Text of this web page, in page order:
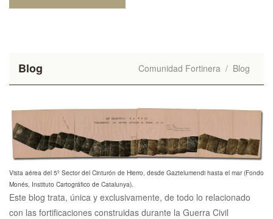
Blog Comunidad Fortinera / Blog
Vista aérea del 5º Sector del Cinturón de Hierro, desde Gaztelumendi hasta el mar (Fondo
Monés, Instituto Cartográfico de Catalunya).
Este blog trata, única y exclusivamente, de todo lo relacionado
con las fortificaciones construidas durante la Guerra Civil